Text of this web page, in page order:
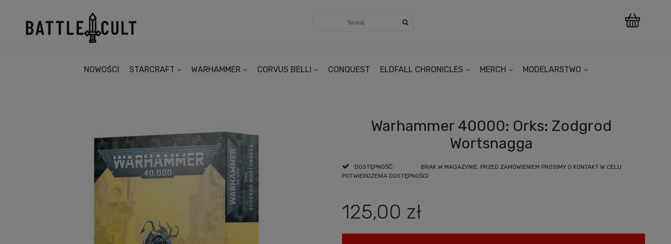
NOWOŚCI STARCRAFT WARHAMMER CORVUS BELLI CONQUEST ELDFALL CHRONICLES MERCH MODELARSTWO
Warhammer 40000: Orks: Zodgrod
Wortsnagga
DOSTĘPNOŚĆ:
BRAK W MAGAZYNIE, PRZED ZAMÓWIENIEM PROSIMY O KONTAKT W CELU
POTWIERDZENIA DOSTĘPNOŚCI
125,00 zł